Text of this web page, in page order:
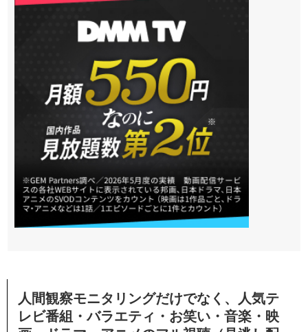
人間観察モニタリングだけでなく、人気テ
レビ番組・バラエティ・お笑い・音楽・映